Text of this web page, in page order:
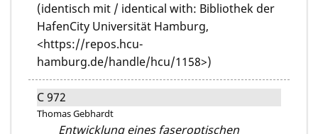
(identisch mit / identical with: Bibliothek der
HafenCity Universität Hamburg,
<https://repos.hcu-
hamburg.de/handle/hcu/1158>)
C 972
Thomas Gebhardt
Entwicklung eines faseroptischen